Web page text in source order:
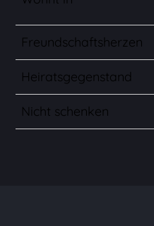
Freundschaftsherzen
Heiratsgegenstand
Nicht schenken